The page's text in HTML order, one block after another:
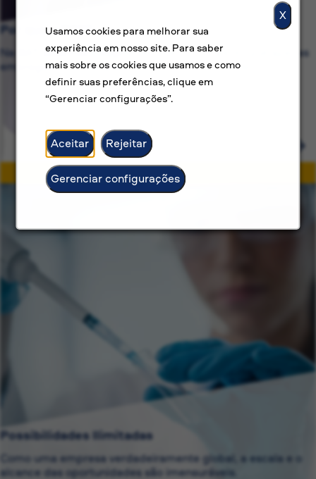
X
Usamos cookies para melhorar sua
experiência em nosso site. Para saber
mais sobre os cookies que usamos e como
definir suas preferências, clique em
“Gerenciar configurações”.
Aceitar Rejeitar
Gerenciar configurações
Por que a BAT?
Na BAT, estamos comprometidos com mais do que apenas
empregos — oferecemos carreiras com propósito.
Possibilidades Ilimitadas
Como uma empresa verdadeiramente global, a escala e o
alcance das oportunidades são imensuráveis.